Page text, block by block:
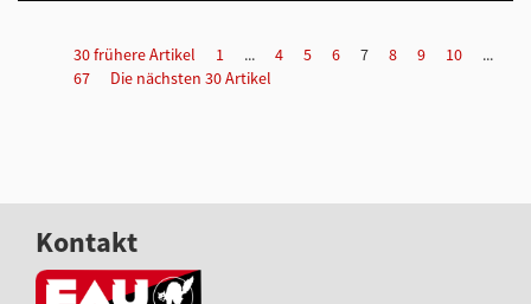
30 frühere Artikel 1 ... 4 5 6 7 8 9 10
...
67
Die nächsten 30 Artikel
Kontakt